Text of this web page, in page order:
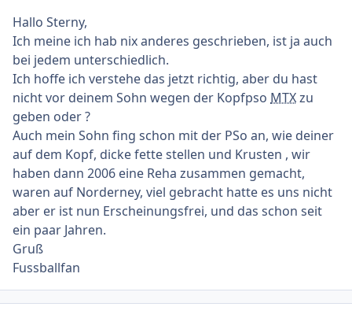
Hallo Sterny,
Ich meine ich hab nix anderes geschrieben, ist ja auch
bei jedem unterschiedlich.
Ich hoffe ich verstehe das jetzt richtig, aber du hast
nicht vor deinem Sohn wegen der Kopfpso MTXzu
geben oder ?
Auch mein Sohn fing schon mit der PSo an, wie deiner
auf dem Kopf, dicke fette stellen und Krusten , wir
haben dann 2006 eine Reha zusammen gemacht,
waren auf Norderney, viel gebracht hatte es uns nicht
aber er ist nun Erscheinungsfrei, und das schon seit
ein paar Jahren.
Gruß
Fussballfan